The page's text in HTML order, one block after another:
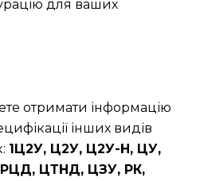
для ваших
отримати інформацію
інших видів
1Ц2У, Ц2У, Ц2У-Н, ЦУ,
ЦТНД, ЦЗУ, РК,